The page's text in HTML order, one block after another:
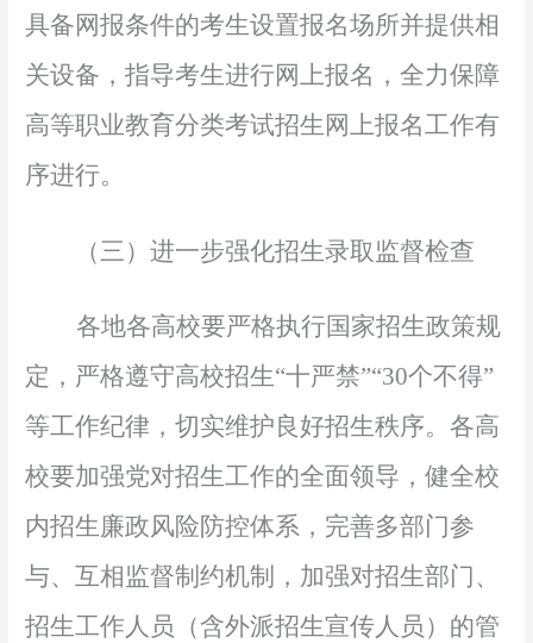
具备网报条件的考生设置报名场所并提供相
关设备，指导考生进行网上报名，全力保障
高等职业教育分类考试招生网上报名工作有
序进行。
（三）进一步强化招生录取监督检查
各地各高校要严格执行国家招生政策规
定，严格遵守高校招生“十严禁”“30个不得”
等工作纪律，切实维护良好招生秩序。各高
校要加强党对招生工作的全面领导，健全校
内招生廉政风险防控体系，完善多部门参
与、互相监督制约机制，加强对招生部门、
招生工作人员（含外派招生宣传人员）的管